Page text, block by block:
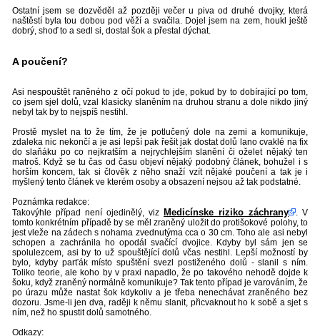
Ostatní jsem se dozvěděl až později večer u piva od druhé dvojky, která
naštěstí byla tou dobou pod věží a svačila. Dojel jsem na zem, houkl ještě
dobrý, shoď to a sedl si, dostal šok a přestal dýchat.
A poučení?
Asi nespouštět raněného z očí pokud to jde, pokud by to dobírající po tom,
co jsem sjel dolů, vzal klasicky slaněním na druhou stranu a dole nikdo jiný
nebyl tak by to nejspíš nestihl.
Prostě myslet na to že tím, že je potlučený dole na zemi a komunikuje,
zdaleka nic nekončí a je asi lepší pak řešit jak dostat dolů lano cvaklé na fix
do slaňáku po co nejkratším a nejrychlejším slanění či oželet nějaký ten
matroš. Když se tu čas od času objeví nějaký podobný článek, bohužel i s
horším koncem, tak si člověk z něho snaží vzít nějaké poučení a tak je i
myšlený tento článek ve kterém osoby a obsazení nejsou až tak podstatné.
Poznámka redakce:
Takovýhle případ není ojedinělý, viz Medicínske riziko záchrany
. V
tomto konkrétním případě by se měl zraněný uložit do protišokové polohy, to
jest vleže na zádech s nohama zvednutýma cca o 30 cm. Toho ale asi nebyl
schopen a zachránila ho opodál svačící dvojice. Kdyby byl sám jen se
spolulezcem, asi by to už spouštějící dolů včas nestihl. Lepší možností by
bylo, kdyby parťák místo spuštění svezl postiženého dolů - slanil s ním.
Toliko teorie, ale koho by v praxi napadlo, že po takového nehodě dojde k
šoku, když zraněný normálně komunikuje? Tak tento případ je varováním, že
po úrazu může nastat šok kdykoliv a je třeba nenechávat zraněného bez
dozoru. Jsme-li jen dva, raději k němu slanit, přicvaknout ho k sobě a sjet s
ním, než ho spustit dolů samotného.
Odkazy: